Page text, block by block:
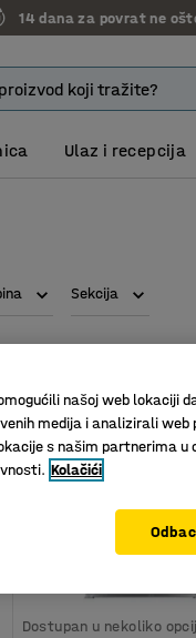
14 dana za povrat ne
Ulaz i recepcija
Sekcija
Dostupan u nekoliko
našoj web lokaciji
medija i analizirali web
s našim partnerima
Kolačići